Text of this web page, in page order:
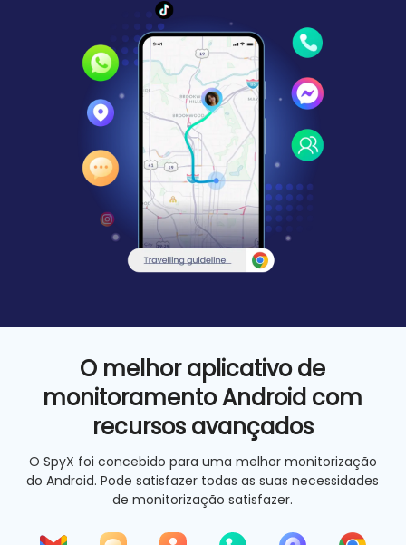
O melhor aplicativo de
monitoramento Android com
recursos avançados
O SpyX foi concebido para uma melhor monitorização
do Android. Pode satisfazer todas as suas necessidades
de monitorização satisfazer.